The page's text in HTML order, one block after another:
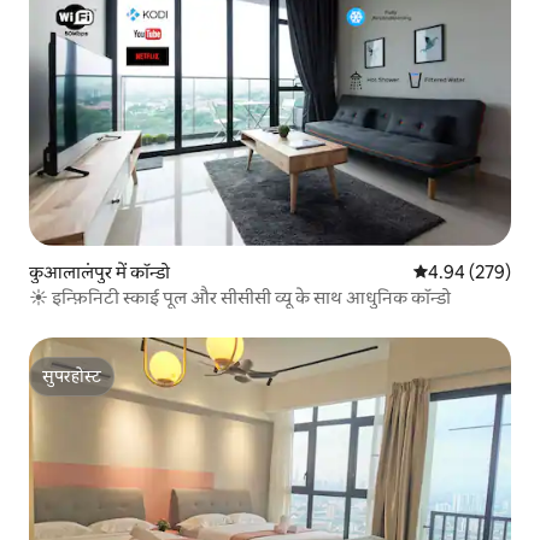
कुआलालंपुर में कॉन्डो औसत रेटिंग 5 में से
4.94 (279)
☀ इन्फ़िनिटी स्काई पूल और सीसीसी व्यू के साथ आधुनिक कॉन्डो
सुपरहोस्ट
सुपरहोस्ट